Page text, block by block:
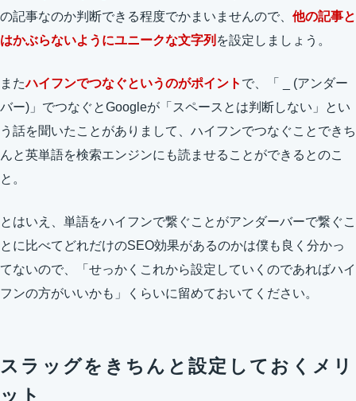
の記事なのか判断できる程度でかまいませんので、 他の記事と
はかぶらないようにユニークな文字列 を設定しましょう。
またハイフンでつなぐというのがポイント で、「 _ (アンダー
バー)」でつなぐとGoogleが「スペースとは判断しない」とい
う話を聞いたことがありまして、ハイフンでつなぐことできち
んと英単語を検索エンジンにも読ませることができるとのこ
と。
とはいえ、単語をハイフンで繋ぐことがアンダーバーで繋ぐこ
とに比べてどれだけのSEO効果があるのかは僕も良く分かっ
てないので、「せっかくこれから設定していくのであればハイ
フンの方がいいかも」くらいに留めておいてください。
スラッグをきちんと設定しておくメリ
ット